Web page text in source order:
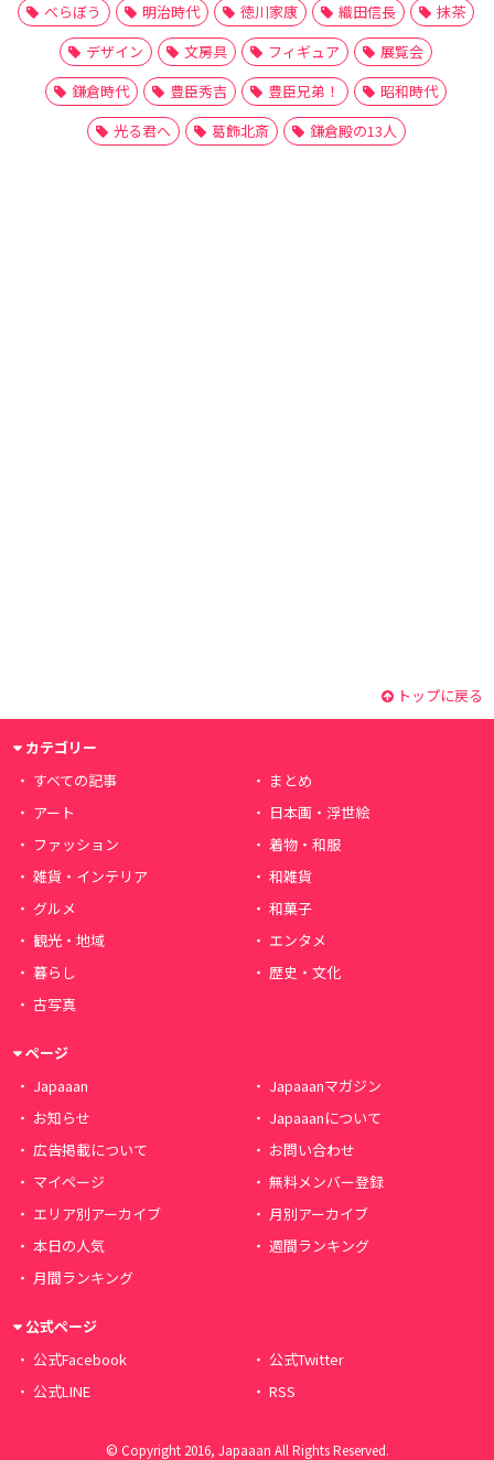
べらぼう
明治時代 徳川家康 織田信長
抹茶
デザイン
文房具 フィギュア
展覧会
鎌倉時代
豊臣秀吉 豊臣兄弟！
昭和時代
光る君へ
葛飾北斎 鎌倉殿の13人
トップに戻る
カテゴリー
すべての記事
まとめ
アート
日本画・浮世絵
ファッション
着物・和服
雑貨・インテリア
和雑貨
グルメ
和菓子
観光・地域
エンタメ
暮らし
歴史・文化
古写真
ページ
Japaaan
Japaaanマガジン
お知らせ
Japaaanについて
広告掲載について
お問い合わせ
マイページ
無料メンバー登録
エリア別アーカイブ
月別アーカイブ
本日の人気
週間ランキング
月間ランキング
公式ページ
公式Facebook
公式Twitter
公式LINE
RSS
© Copyright 2016, Japaaan All Rights Reserved.